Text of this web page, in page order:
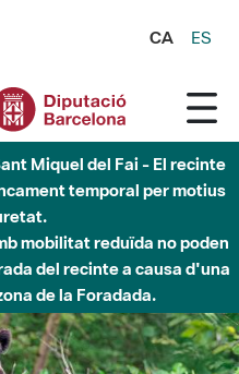
CA ES
Miquel del Fai - El recinte
temporal per motius
mobilitat reduïda no poden
del recinte a causa d'una
de la Foradada.